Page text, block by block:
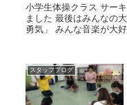
小学生体操クラス サーキットや鉄棒マット運動などに取り組み
ました 最後はみんなの大好きなダンス！今月の曲は「１００％
勇気」 みんな音楽が大好きリズムに合わせて楽しく身体を動か
スタッフブログ